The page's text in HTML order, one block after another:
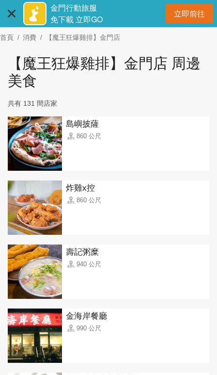
主
要
金門行動旅服
免下載 立即GO
立即前往開
首頁 消費 【魔王狂爆雞排】金門店
【魔王狂爆雞排】金門店 周邊
美食
共有 131 間店家
島嶼披薩
860 公尺
炸雞x控
860 公尺
壽記粥糜
940 公尺
金海岸餐廳
990 公尺